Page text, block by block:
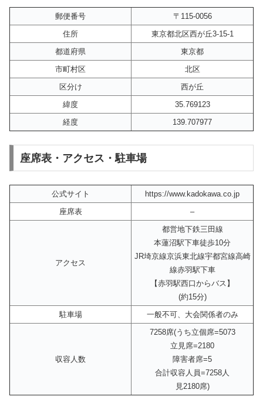
郵便番号
〒115-0056
住所
東京都北区西が丘3-15-1
都道府県
東京都
市町村区
北区
区分け
西が丘
緯度
35.769123
経度
139.707977
座席表・アクセス・駐車場
公式サイト
https://www.kadokawa.co.jp
座席表
–
アクセス
都営地下鉄三田線
本蓮沼駅下車徒歩10分
JR埼京線京浜東北線宇都宮線高崎
線赤羽駅下車
【赤羽駅西口からバス】
(約15分)
駐車場
一般不可、大会関係者のみ
収容人数
7258席(うち立個席=5073
立見席=2180
障害者席=5
合計収容人員=7258人
見2180席)